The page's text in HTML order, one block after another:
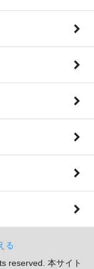
る
reserved. 本サイト